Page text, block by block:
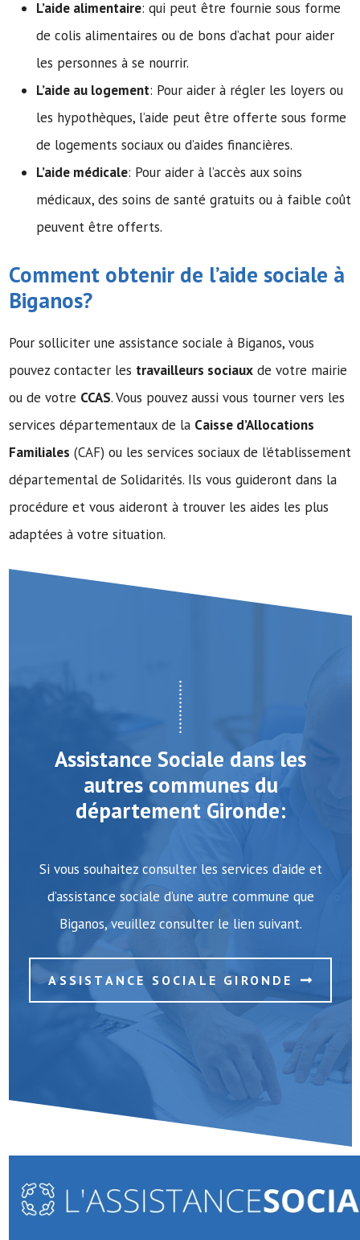
L’aide alimentaire: qui peut être fournie sous forme
de colis alimentaires ou de bons d’achat pour aider
les personnes à se nourrir.
L’aide au logement: Pour aider à régler les loyers ou
les hypothèques, l’aide peut être offerte sous forme
de logements sociaux ou d’aides financières.
L’aide médicale: Pour aider à l’accès aux soins
médicaux, des soins de santé gratuits ou à faible coût
peuvent être offerts.
Comment obtenir de l’aide sociale à
Biganos?
Pour solliciter une assistance sociale à Biganos, vous
pouvez contacter les travailleurs sociaux de votre mairie
ou de votre CCAS. Vous pouvez aussi vous tourner vers les
services départementaux de la Caisse d’Allocations
Familiales (CAF) ou les services sociaux de l’établissement
départemental de Solidarités. Ils vous guideront dans la
procédure et vous aideront à trouver les aides les plus
adaptées à votre situation.
Assistance Sociale dans les
autres communes du
département Gironde:
Si vous souhaitez consulter les services d’aide et
d’assistance sociale d’une autre commune que
Biganos, veuillez consulter le lien suivant.
ASSISTANCE SOCIALE GIRONDE